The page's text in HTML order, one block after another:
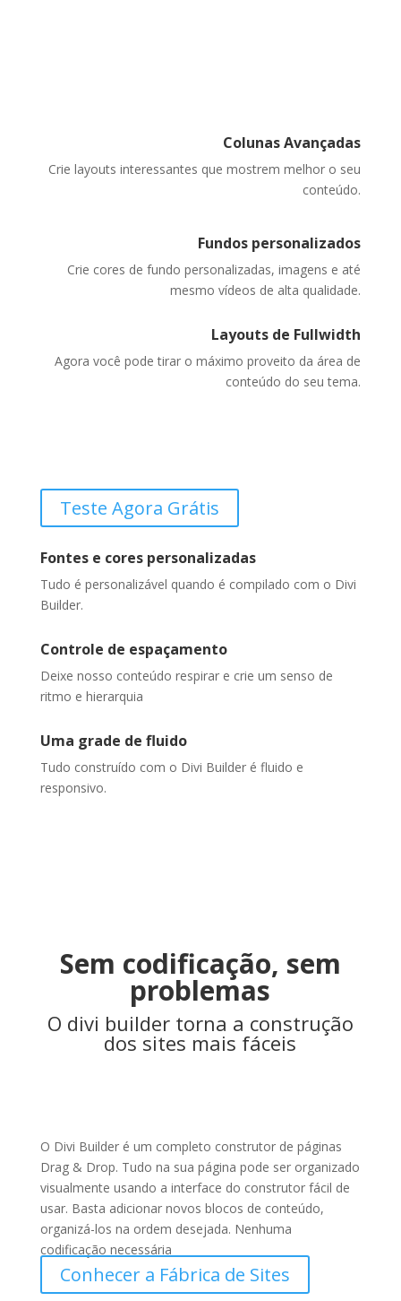
Colunas Avançadas
Crie layouts interessantes que mostrem melhor o seu
conteúdo.
Fundos personalizados
Crie cores de fundo personalizadas, imagens e até
mesmo vídeos de alta qualidade.
Layouts de Fullwidth
Agora você pode tirar o máximo proveito da área de
conteúdo do seu tema.
Teste Agora Grátis
Fontes e cores personalizadas
Tudo é personalizável quando é compilado com o Divi
Builder.
Controle de espaçamento
Deixe nosso conteúdo respirar e crie um senso de
ritmo e hierarquia
Uma grade de fluido
Tudo construído com o Divi Builder é fluido e
responsivo.
Sem codificação, sem
problemas
O divi builder torna a construção
dos sites mais fáceis
O Divi Builder é um completo construtor de páginas
Drag & Drop. Tudo na sua página pode ser organizado
visualmente usando a interface do construtor fácil de
usar. Basta adicionar novos blocos de conteúdo,
organizá-los na ordem desejada. Nenhuma
codificação necessária
Conhecer a Fábrica de Sites